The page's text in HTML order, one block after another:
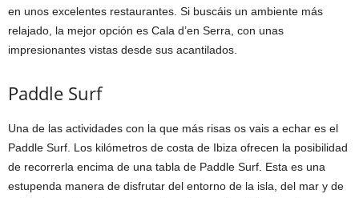
en unos excelentes restaurantes. Si buscáis un ambiente más
relajado, la mejor opción es Cala d’en Serra, con unas
impresionantes vistas desde sus acantilados.
Paddle Surf
Una de las actividades con la que más risas os vais a echar es el
Paddle Surf. Los kilómetros de costa de Ibiza ofrecen la posibilidad
de recorrerla encima de una tabla de Paddle Surf. Esta es una
estupenda manera de disfrutar del entorno de la isla, del mar y de